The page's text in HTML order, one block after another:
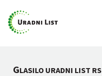
GLASILO URADNI LIST RS